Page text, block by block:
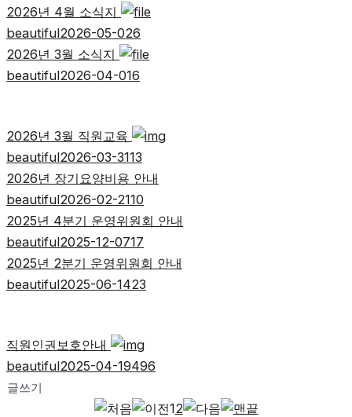
2026년 4월 소식지
beautiful2026-05-026
2026년 3월 소식지
beautiful2026-04-016
2026년 3월 직원교육
beautiful2026-03-3113
2026년 장기요양비용 안내
beautiful2026-02-2110
2025년 4분기 운영위원회 안내
beautiful2025-12-0717
2025년 2분기 운영위원회 안내
beautiful2025-06-1423
직원인권보호안내
beautiful2025-04-19496
글쓰기
12